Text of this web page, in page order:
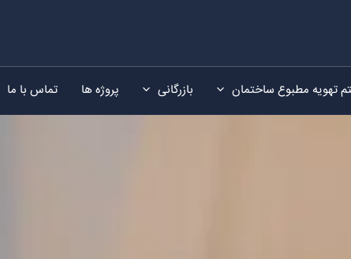
تهویه مطبوع ساختمان بازرگانی پروژه ها تماس با ما